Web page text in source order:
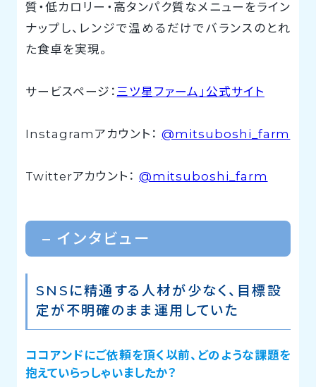
質・低カロリー・高タンパク質なメニューをライン
ナップし、レンジで温めるだけでバランスのとれ
た食卓を実現。
サービスページ： 三ツ星ファーム」公式サイト
Instagramアカウント：@mitsuboshi_farm
Twitterアカウント：@mitsuboshi_farm
– インタビュー
SNSに精通する人材が少なく、目標設
定が不明確のまま運用していた
ココアンドにご依頼を頂く以前、どのような課題を
抱えていらっしゃいましたか？